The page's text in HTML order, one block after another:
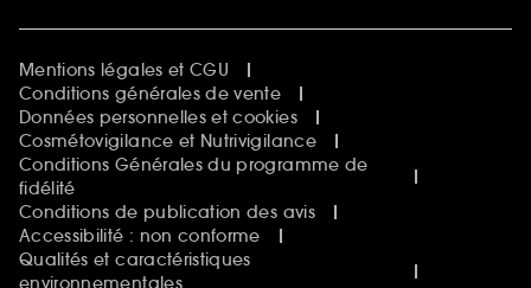
Mentions légales et CGU
Conditions générales de vente
Données personnelles et cookies
Cosmétovigilance et Nutrivigilance
Conditions Générales du programme de
fidélité
Conditions de publication des avis
Accessibilité : non conforme
Qualités et caractéristiques
environnementales